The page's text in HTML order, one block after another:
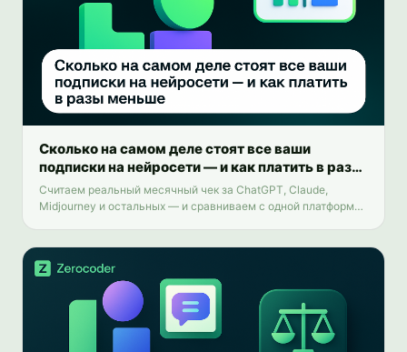
Сколько на самом деле стоят все ваши
подписки на нейросети — и как платить в разы
меньше
Считаем реальный месячный чек за ChatGPT, Claude,
Midjourney и остальных — и сравниваем с одной платформой